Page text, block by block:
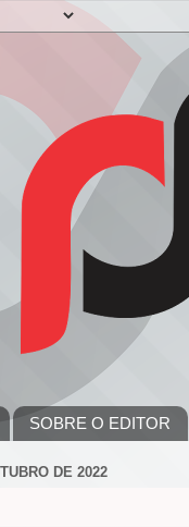
SOBRE O EDITOR
DE 2022